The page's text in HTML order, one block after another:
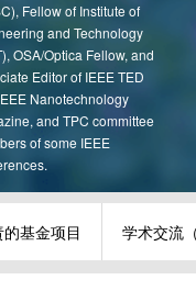
Fellow of Institute of
and Technology
OSA/Optica Fellow, and
Editor of IEEE TED
Nanotechnology
and TPC committee
of some IEEE
基金项目 学术交流